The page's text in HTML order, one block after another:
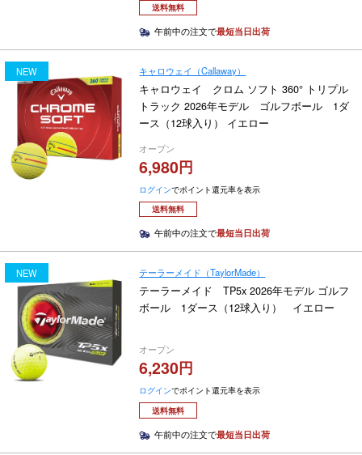
送料無料
午前中の注文で最短当日出荷
NEW キャロウェイ（Callaway）
キャロウェイ クロム ソフト 360° トリプル
トラック 2026年モデル ゴルフボール 1ダ
ース（12球入り） イエロー
オープン
6,980
ログインでポイント還元率を表示
送料無料
午前中の注文で最短当日出荷
NEW テーラーメイド（TaylorMade）
テーラーメイド TP5x 2026年モデル ゴルフ
ボール 1ダース（12球入り） イエロー
オープン
6,230
ログインでポイント還元率を表示
送料無料
午前中の注文で最短当日出荷